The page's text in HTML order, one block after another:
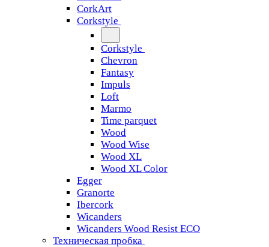
CorkArt
Corkstyle
Corkstyle
Chevron
Fantasy
Impuls
Loft
Marmo
Time parquet
Wood
Wood Wise
Wood XL
Wood XL Color
Egger
Granorte
Ibercork
Wicanders
Wicanders Wood Resist ECO
Техническая пробка